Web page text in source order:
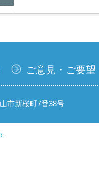
ご意見・ご要望
市新桜町7番38号